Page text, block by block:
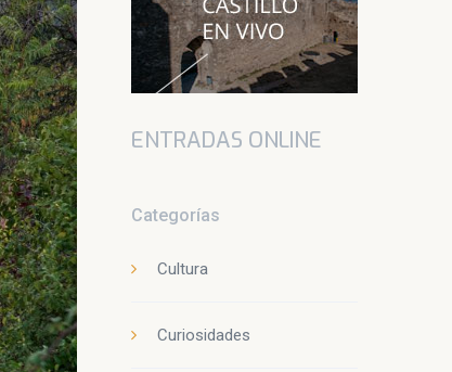
ENTRADAS ONLINE
Categorías
Cultura
Curiosidades